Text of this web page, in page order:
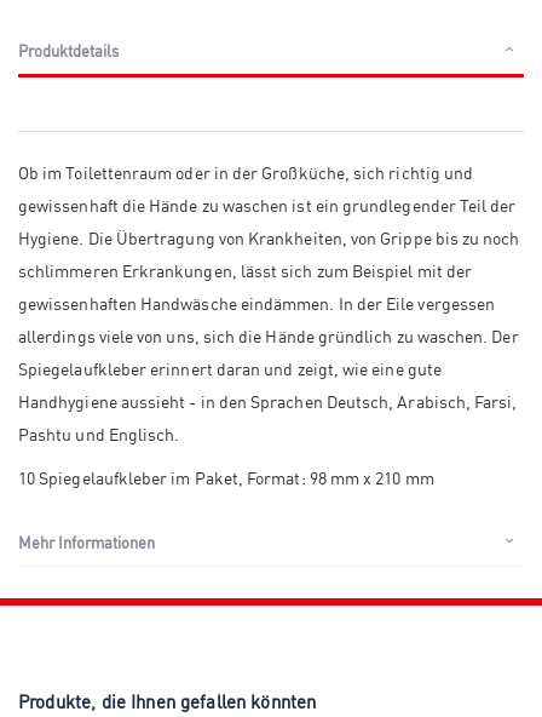
Produktdetails
Ob im Toilettenraum oder in der Großküche, sich richtig und
gewissenhaft die Hände zu waschen ist ein grundlegender Teil der
Hygiene. Die Übertragung von Krankheiten, von Grippe bis zu noch
schlimmeren Erkrankungen, lässt sich zum Beispiel mit der
gewissenhaften Handwäsche eindämmen. In der Eile vergessen
allerdings viele von uns, sich die Hände gründlich zu waschen. Der
Spiegelaufkleber erinnert daran und zeigt, wie eine gute
Handhygiene aussieht - in den Sprachen Deutsch, Arabisch, Farsi,
Pashtu und Englisch.
10 Spiegelaufkleber im Paket, Format: 98 mm x 210 mm
Mehr Informationen
Produkte, die Ihnen gefallen könnten